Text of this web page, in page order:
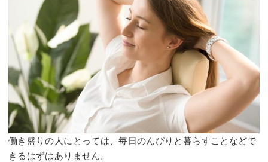
働き盛りの人にとっては、毎日のんびりと暮らすことなどで
きるはずはありません。